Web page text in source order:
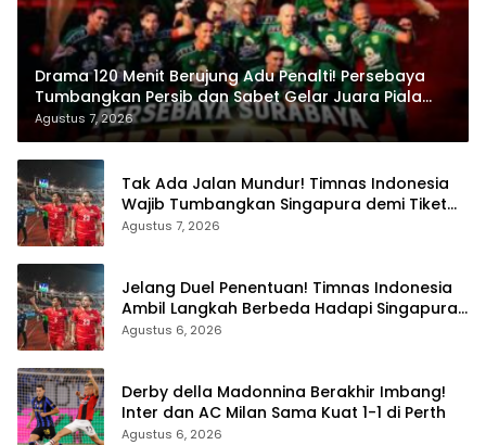
Drama 120 Menit Berujung Adu Penalti! Persebaya
Tumbangkan Persib dan Sabet Gelar Juara Piala
Presiden 2026
Agustus 7, 2026
Tak Ada Jalan Mundur! Timnas Indonesia
Wajib Tumbangkan Singapura demi Tiket
Semifinal Piala AFF 2026
Agustus 7, 2026
Jelang Duel Penentuan! Timnas Indonesia
Ambil Langkah Berbeda Hadapi Singapura
di Piala AFF 2026
Agustus 6, 2026
Derby della Madonnina Berakhir Imbang!
Inter dan AC Milan Sama Kuat 1-1 di Perth
Agustus 6, 2026